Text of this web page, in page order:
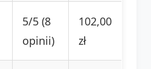
5/5 (8
opinii)
102,00
zł